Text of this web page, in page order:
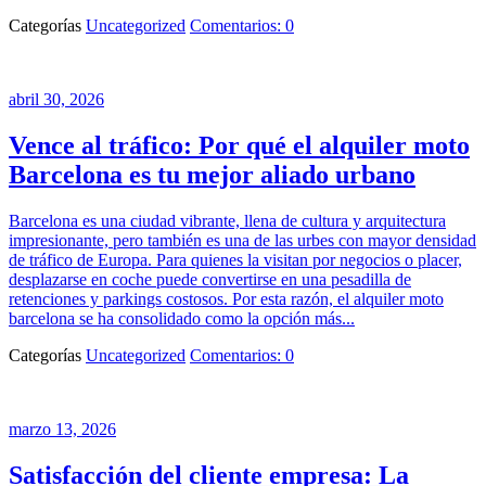
Categorías Uncategorized Comentarios: 0
abril 30, 2026
Vence al tráfico: Por qué el alquiler moto
Barcelona es tu mejor aliado urbano
Barcelona es una ciudad vibrante, llena de cultura y arquitectura
impresionante, pero también es una de las urbes con mayor densidad
de tráfico de Europa. Para quienes la visitan por negocios o placer,
desplazarse en coche puede convertirse en una pesadilla de
retenciones y parkings costosos. Por esta razón, el alquiler moto
barcelona se ha consolidado como la opción más...
Categorías Uncategorized Comentarios: 0
marzo 13, 2026
Satisfacción del cliente empresa: La